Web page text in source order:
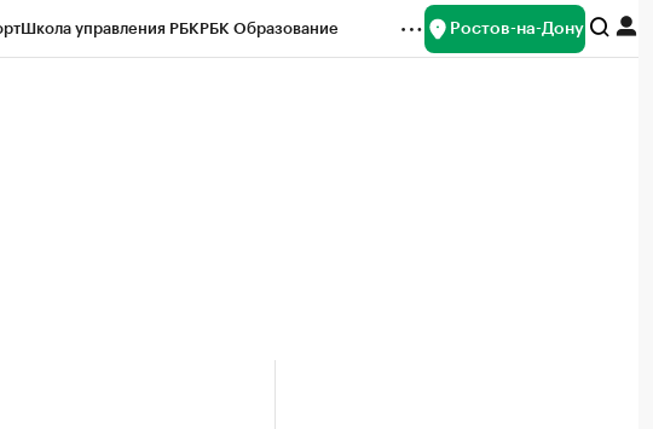
Школа управления РБКРБК Образование Ростов-на-Дону